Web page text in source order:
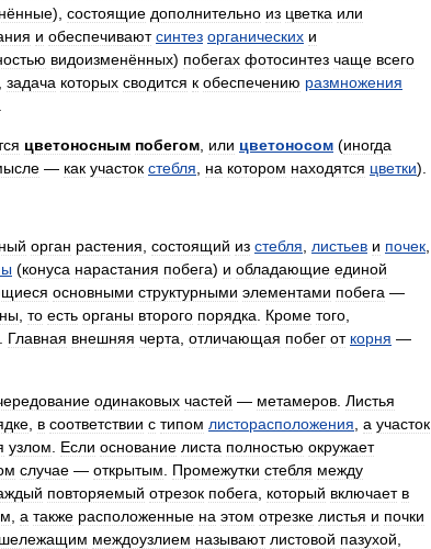
), состоящие дополнительно из цветка или
и обеспечивают синтез органических и
видоизменённых) побегах фотосинтез чаще всего
задача которых сводится к обеспечению размножения
цветоносным побегом или цветоносом (иногда
— как участок стебля на котором находятся цветки).
орган растения состоящий из стебля листьев и почек
(конуса нарастания побега) и обладающие единой
основными структурными элементами побега —
то есть органы второго порядка Кроме того
Главная внешняя черта отличающая побег от корня —
одинаковых частей — метамеров Листья
в соответствии с типом листорасположения а участок
узлом Если основание листа полностью окружает
случае — открытым Промежутки стебля между
повторяемый отрезок побега который включает в
а также расположенные на этом отрезке листья и почки
междоузлием называют листовой пазухой